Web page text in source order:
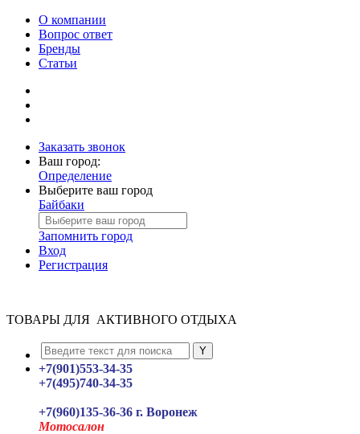
О компании
Вопрос ответ
Бренды
Статьи
Заказать звонок
Ваш город:
Определение
Выберите ваш город
Байбаки
Запомнить город
Вход
Регистрация
ТОВАРЫ ДЛЯ АКТИВНОГО ОТДЫХА
+7(901)553-34-35
+7(495)740-34-35
+7(960)135-36-36 г. Воронеж
Мотосалон